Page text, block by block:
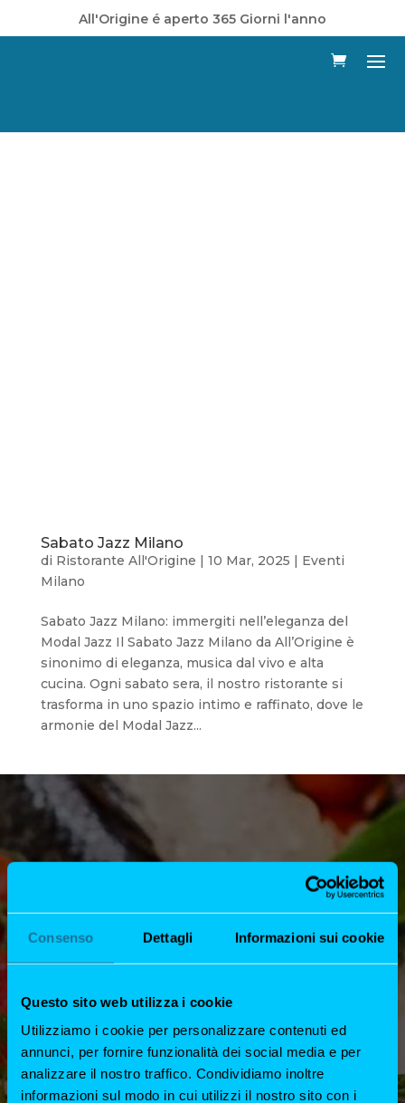
Consenso Dettagli Informazioni sui cookie
Questo sito web utilizza i cookie
Utilizziamo i cookie per personalizzare contenuti ed
annunci, per fornire funzionalità dei social media e per
analizzare il nostro traffico. Condividiamo inoltre
informazioni sul modo in cui utilizzi il nostro sito con i
All'Origine é aperto 365 Giorni l'anno
Sabato Jazz Milano
di Ristorante All'Origine 10 Mar, 2025
Eventi
Milano
Sabato Jazz Milano: immergiti nell’eleganza del
Modal Jazz Il Sabato Jazz Milano da All’Origine è
sinonimo di eleganza, musica dal vivo e alta
cucina. Ogni sabato sera, il nostro ristorante si
trasforma in uno spazio intimo e raffinato, dove le
armonie del Modal Jazz...
DOVE SIAMO
Viale Monte Nero, 20, 20135 Milano
TEL. 0268856445